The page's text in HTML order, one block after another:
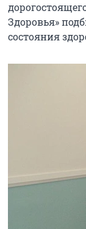
Здоровья»
состояния